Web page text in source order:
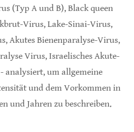
(Typ A und B), Black queen
Virus, Lake-Sinai-Virus,
Akutes Bienenparalyse-Virus,
Virus, Israelisches Akute-
analysiert, um allgemeine
und dem Vorkommen in
und Jahren zu beschreiben.